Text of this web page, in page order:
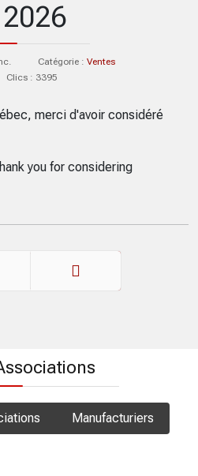
Catégorie : Ventes
Clics : 3395
merci d'avoir considéré
you for considering
Manufacturiers